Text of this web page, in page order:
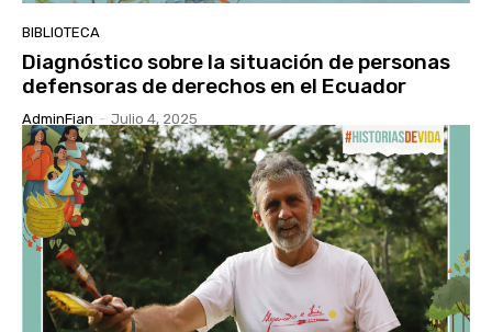
BIBLIOTECA
Diagnóstico sobre la situación de personas
defensoras de derechos en el Ecuador
AdminFian - Julio 4, 2025